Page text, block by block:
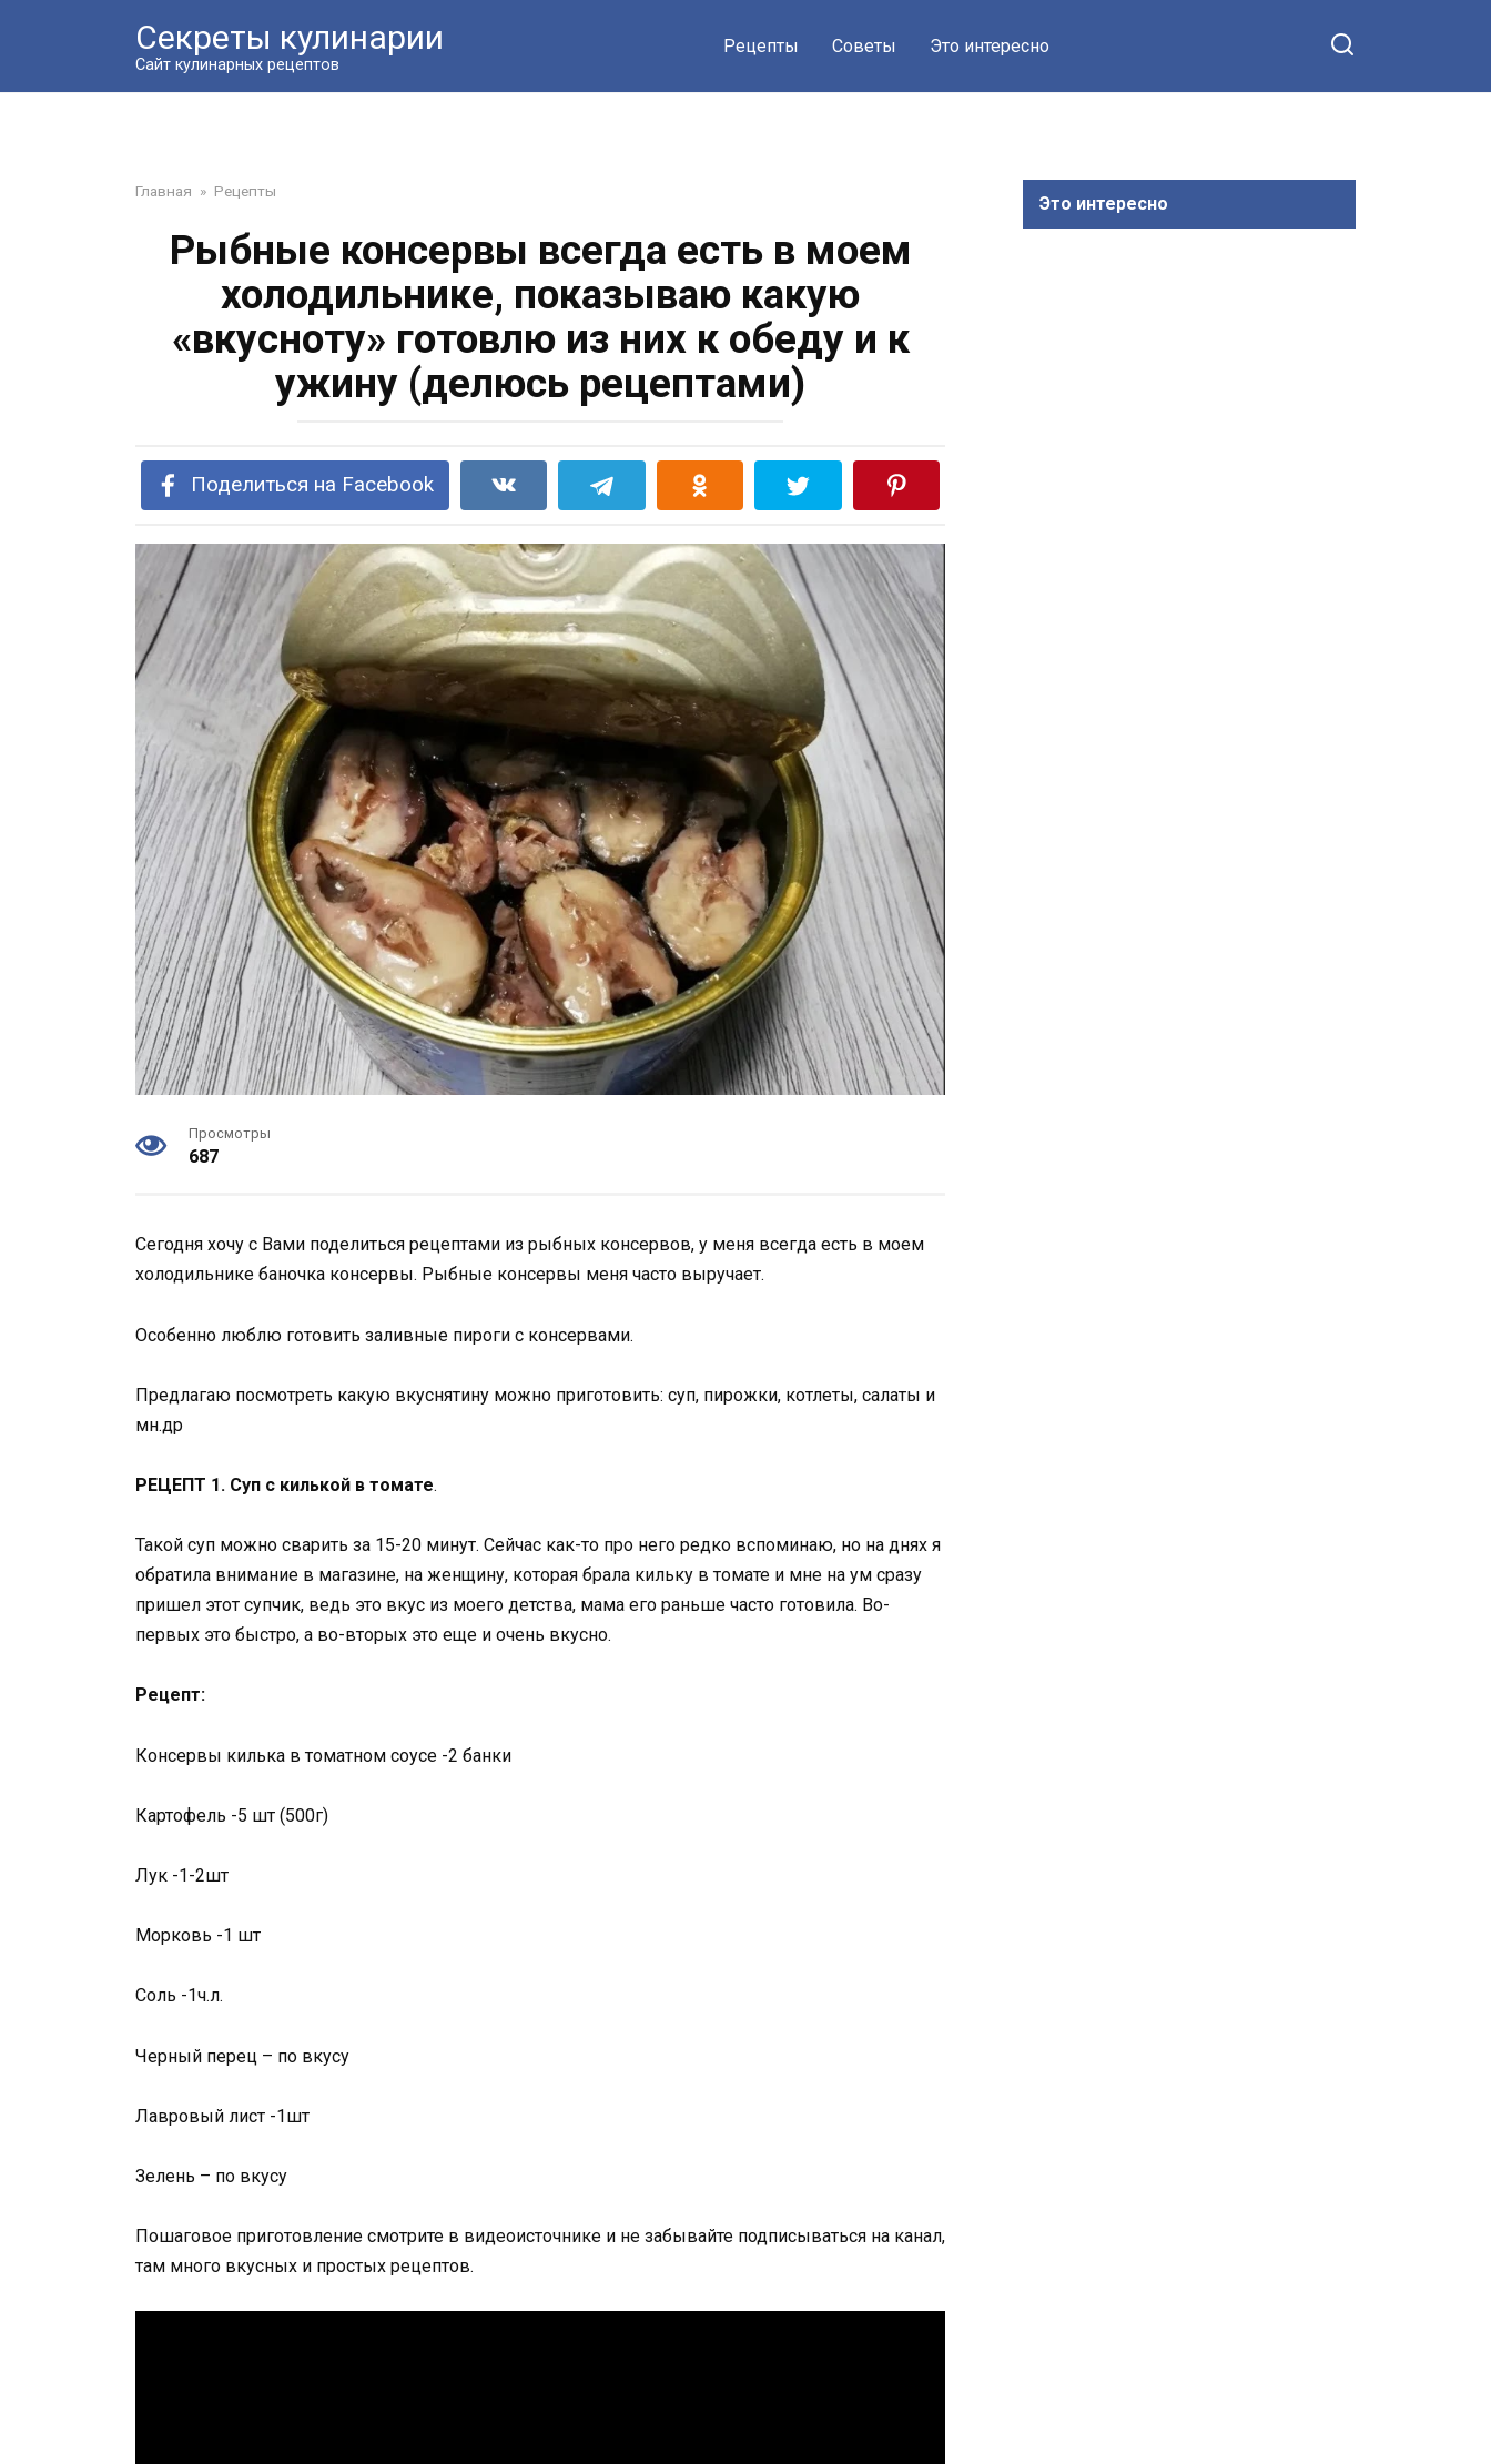
Секреты кулинарии
Сайт кулинарных рецептов
Рецепты Советы Это интересно
Главная » Рецепты
Рыбные консервы всегда есть в моем
холодильнике, показываю какую
«вкусноту» готовлю из них к обеду и к
ужину (делюсь рецептами)
Поделиться на Facebook
Просмотры
687
Сегодня хочу с Вами поделиться рецептами из рыбных консервов, у меня всегда есть в моем
холодильнике баночка консервы. Рыбные консервы меня часто выручает.
Особенно люблю готовить заливные пироги с консервами.
Предлагаю посмотреть какую вкуснятину можно приготовить: суп, пирожки, котлеты, салаты и
мн.др
РЕЦЕПТ 1. Суп с килькой в томате.
Такой суп можно сварить за 15-20 минут. Сейчас как-то про него редко вспоминаю, но на днях я
обратила внимание в магазине, на женщину, которая брала кильку в томате и мне на ум сразу
пришел этот супчик, ведь это вкус из моего детства, мама его раньше часто готовила. Во-
первых это быстро, а во-вторых это еще и очень вкусно.
Рецепт:
Консервы килька в томатном соусе -2 банки
Картофель -5 шт (500г)
Лук -1-2шт
Морковь -1 шт
Соль -1ч.л.
Черный перец – по вкусу
Лавровый лист -1шт
Зелень – по вкусу
Пошаговое приготовление смотрите в видеоисточнике и не забывайте подписываться на канал,
там много вкусных и простых рецептов.
Это интересно